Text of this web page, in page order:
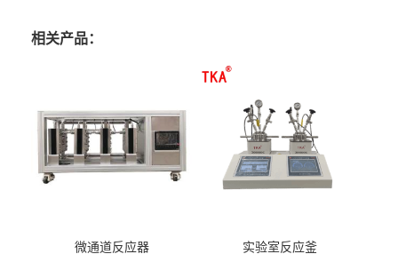
相关产品：
微通道反应器 实验室反应釜